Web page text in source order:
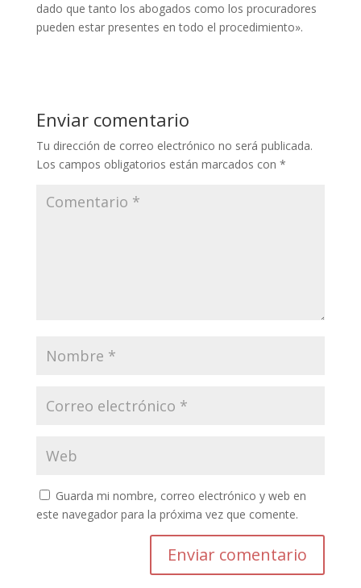
dado que tanto los abogados como los procuradores
pueden estar presentes en todo el procedimiento».
Enviar comentario
Tu dirección de correo electrónico no será publicada.
Los campos obligatorios están marcados con *
Guarda mi nombre, correo electrónico y web en
este navegador para la próxima vez que comente.